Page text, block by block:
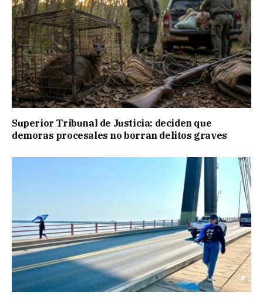
Superior Tribunal de Justicia: deciden que
demoras procesales no borran delitos graves